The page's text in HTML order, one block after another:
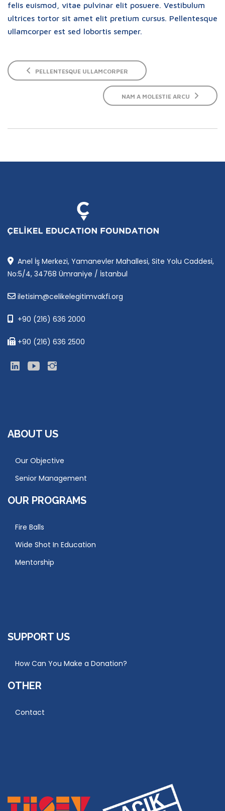
felis euismod, vitae pulvinar elit posuere. Vestibulum
ultrices tortor sit amet elit pretium cursus. Pellentesque
ullamcorper est sed lobortis semper.
PELLENTESQUE ULLAMCORPER
NAM A MOLESTIE ARCU
Anel İş Merkezi, Yamanevler Mahallesi, Site Yolu Caddesi,
No:5/4, 34768 Ümraniye / İstanbul
iletisim@celikelegitimvakfi.org
+90 (216) 636 2000
+90 (216) 636 2500
ABOUT US
Our Objective
Senior Management
OUR PROGRAMS
Fire Balls
Wide Shot In Education
Mentorship
SUPPORT US
How Can You Make a Donation?
OTHER
Contact